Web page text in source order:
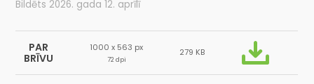
Bildēts 2026. gada 12. aprīlī
PAR
BRĪVU
1000 x 563 px
72 dpi
279 KB